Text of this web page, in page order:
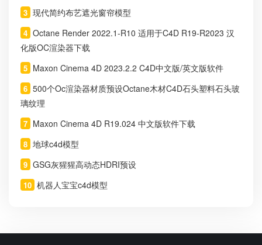
3 现代简约布艺遮光窗帘模型
4 Octane Render 2022.1-R10 适用于C4D R19-R2023 汉
化版OC渲染器下载
5 Maxon Cinema 4D 2023.2.2 C4D中文版/英文版软件
6 500个Oc渲染器材质预设Octane木材C4D石头塑料石头玻
璃纹理
7 Maxon Cinema 4D R19.024 中文版软件下载
8 地球c4d模型
9 GSG灰猩猩高动态HDRI预设
10 机器人宝宝c4d模型